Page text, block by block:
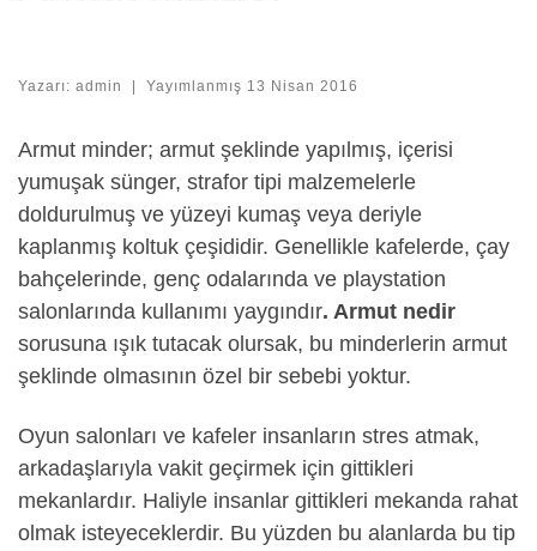
Yazarı: admin Yayımlanmış 13 Nisan 2016
Armut minder; armut şeklinde yapılmış, içerisi
yumuşak sünger, strafor tipi malzemelerle
doldurulmuş ve yüzeyi kumaş veya deriyle
kaplanmış koltuk çeşididir. Genellikle kafelerde, çay
bahçelerinde, genç odalarında ve playstation
salonlarında kullanımı yaygındır. Armut nedir
sorusuna ışık tutacak olursak, bu minderlerin armut
şeklinde olmasının özel bir sebebi yoktur.
Oyun salonları ve kafeler insanların stres atmak,
arkadaşlarıyla vakit geçirmek için gittikleri
mekanlardır. Haliyle insanlar gittikleri mekanda rahat
olmak isteyeceklerdir. Bu yüzden bu alanlarda bu tip